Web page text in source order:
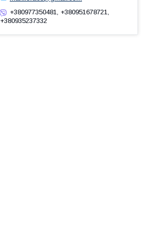
+380977350481, +380951678721,
+380935237332